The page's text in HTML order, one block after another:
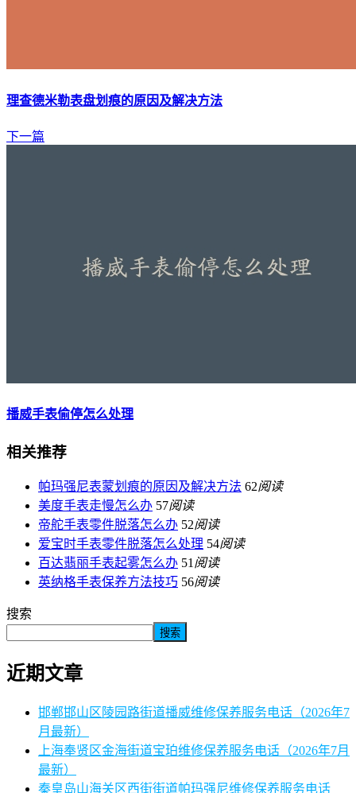
理查德米勒表盘划痕的原因及解决方法
下一篇
播威手表偷停怎么处理
相关推荐
帕玛强尼表蒙划痕的原因及解决方法 62阅读
美度手表走慢怎么办 57阅读
帝舵手表零件脱落怎么办 52阅读
爱宝时手表零件脱落怎么处理 54阅读
百达翡丽手表起雾怎么办 51 阅读
英纳格手表保养方法技巧 56阅读
搜索
搜索
近期文章
邯郸邯山区陵园路街道播威维修保养服务电话（2026年7
月最新）
上海奉贤区金海街道宝珀维修保养服务电话（2026年7月
最新）
秦皇岛山海关区西街街道帕玛强尼维修保养服务电话